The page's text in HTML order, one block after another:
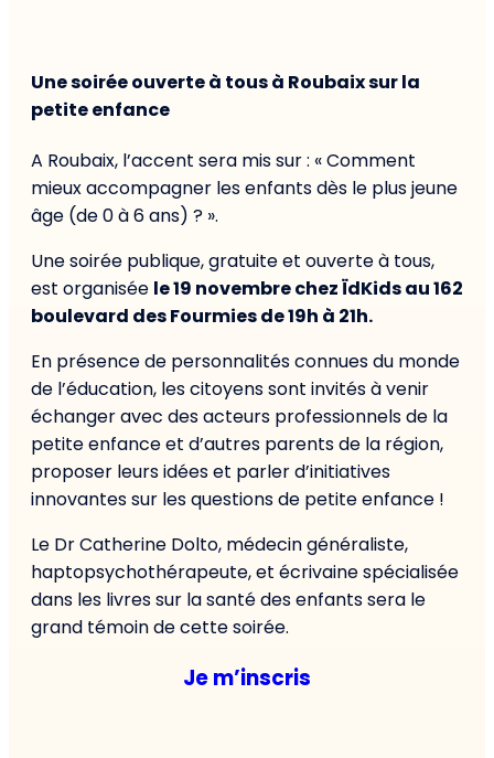
Une soirée ouverte à tous à Roubaix sur la
petite enfance
A Roubaix, l’accent sera mis sur : « Comment
mieux accompagner les enfants dès le plus jeune
âge (de 0 à 6 ans) ? ».
Une soirée publique, gratuite et ouverte à tous,
est organisée le 19 novembre chez ÏdKids au 162
boulevard des Fourmies de 19h à 21h.
En présence de personnalités connues du monde
de l’éducation, les citoyens sont invités à venir
échanger avec des acteurs professionnels de la
petite enfance et d’autres parents de la région,
proposer leurs idées et parler d’initiatives
innovantes sur les questions de petite enfance !
Le Dr Catherine Dolto, médecin généraliste,
haptopsychothérapeute, et écrivaine spécialisée
dans les livres sur la santé des enfants sera le
grand témoin de cette soirée.
Je m’inscris